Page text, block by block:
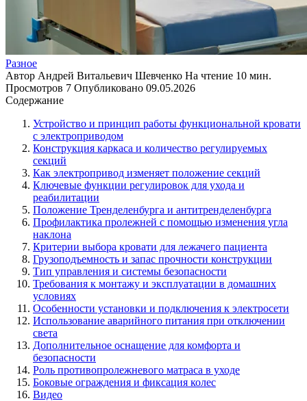
Разное
Автор Андрей Витальевич Шевченко На чтение 10 мин.
Просмотров 7 Опубликовано 09.05.2026
Содержание
Устройство и принцип работы функциональной кровати
с электроприводом
Конструкция каркаса и количество регулируемых
секций
Как электропривод изменяет положение секций
Ключевые функции регулировок для ухода и
реабилитации
Положение Тренделенбурга и антитренделенбурга
Профилактика пролежней с помощью изменения угла
наклона
Критерии выбора кровати для лежачего пациента
Грузоподъемность и запас прочности конструкции
Тип управления и системы безопасности
Требования к монтажу и эксплуатации в домашних
условиях
Особенности установки и подключения к электросети
Использование аварийного питания при отключении
света
Дополнительное оснащение для комфорта и
безопасности
Роль противопролежневого матраса в уходе
Боковые ограждения и фиксация колес
Видео